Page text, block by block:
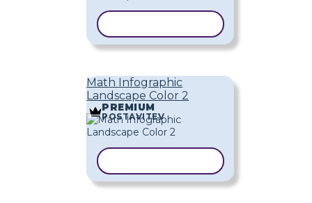
Math Infographic
Landscape Color 2
PREMIUM
POSTAVITEV